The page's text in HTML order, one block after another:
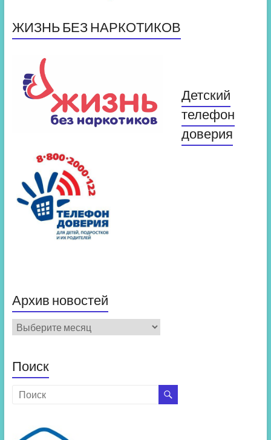
ЖИЗНЬ БЕЗ НАРКОТИКОВ
Детский
телефон
доверия
Архив новостей
Архив
новостей
Поиск